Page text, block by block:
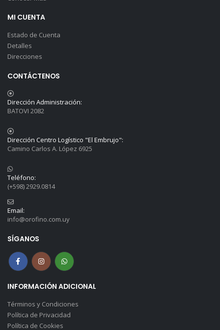
MI CUENTA
Estado de Cuenta
Detalles
Direcciones
CONTÁCTENOS
Dirección Administración:
BATOVI 2082
Dirección Centro Logístico "El Embrujo":
Camino Carlos A. López 6925
Teléfono:
(+598) 2929.0814
Email:
info@orofino.com.uy
SÍGANOS
INFORMACIÓN ADICIONAL
Términos y Condiciones
Política de Privacidad
Política de Cookies